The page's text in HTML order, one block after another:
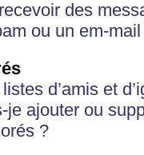
des
ou un em-
d’amis et
je ajouter ou
?